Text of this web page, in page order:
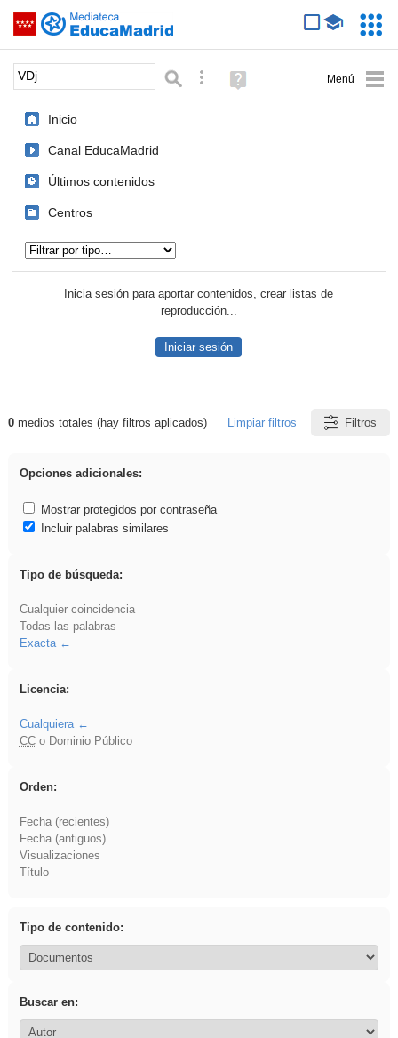
Saltar navegación
Palabra o frase: Búsqueda avanzada
Ayuda
(en
Inicio
Canal EducaMadrid
Últimos contenidos
Centros
Inicia sesión para aportar contenidos, crear listas de
reproducción...
Iniciar sesión
Resultados de: VDj
0medios totales (hay filtros aplicados) Limpiar filtros Filtros
Opciones adicionales:
Mostrar protegidos por contraseña
Incluir palabras similares
Tipo de búsqueda:
Cualquier coincidencia
Todas las palabras
Exacta
Licencia:
Cualquiera
CCo Dominio Público
Orden:
Fecha (recientes)
Fecha (antiguos)
Visualizaciones
Título
Tipo de contenido:
Buscar en: